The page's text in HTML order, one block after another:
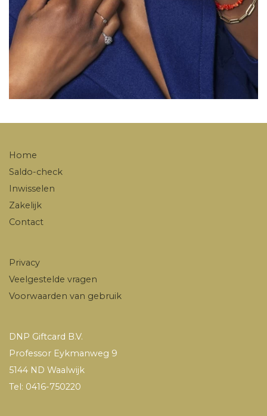
Home
Saldo-check
Inwisselen
Zakelijk
Contact
Privacy
Veelgestelde vragen
Voorwaarden van gebruik
DNP Giftcard B.V.
Professor Eykmanweg 9
5144 ND Waalwijk
Tel: 0416-750220